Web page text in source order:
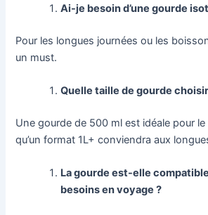
Ai-je besoin d’une gourde
Pour les longues journées ou les
un must.
Quelle taille de gourde
Une gourde de 500 ml est idéale pour
qu’un format 1L+ conviendra aux
La gourde est-elle
besoins en voyage ?